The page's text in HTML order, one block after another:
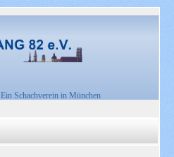
Ein Schachverein in München